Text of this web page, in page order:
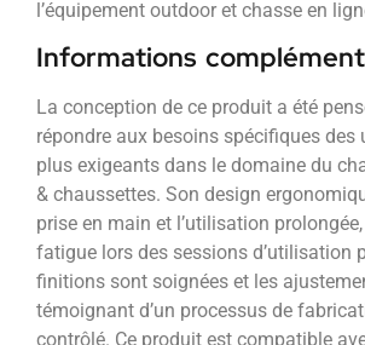
l’équipement outdoor et chasse en
Informations
La conception de ce produit a été
répondre aux besoins spécifiques des
plus exigeants dans le domaine du
& chaussettes. Son design
prise en main et l’utilisation
fatigue lors des sessions d’utilisation
finitions sont soignées et les
témoignant d’un processus de
contrôlé. Ce produit est compatible